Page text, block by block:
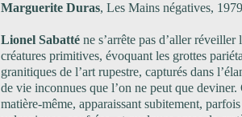
Marguerite Duras, Les Mains négatives, 1979
Lionel Sabatté ne s’arrête pas d’aller
créatures primitives, évoquant les grottes
granitiques de l’art rupestre, capturés dans
de vie inconnues que l’on ne peut que deviner.
matière-même, apparaissant subitement,